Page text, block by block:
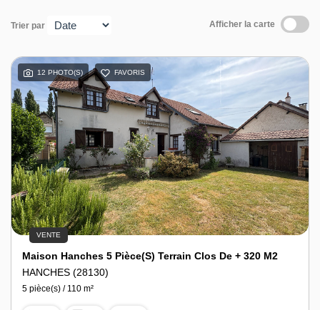
Outils
Contact
Trier par Afficher la carte
12 PHOTO(S) FAVORIS
VENTE
Maison Hanches 5 Pièce(s) Terrain Clos De + 320 M2
HANCHES (28130)
5 pièce(s) / 110 m²